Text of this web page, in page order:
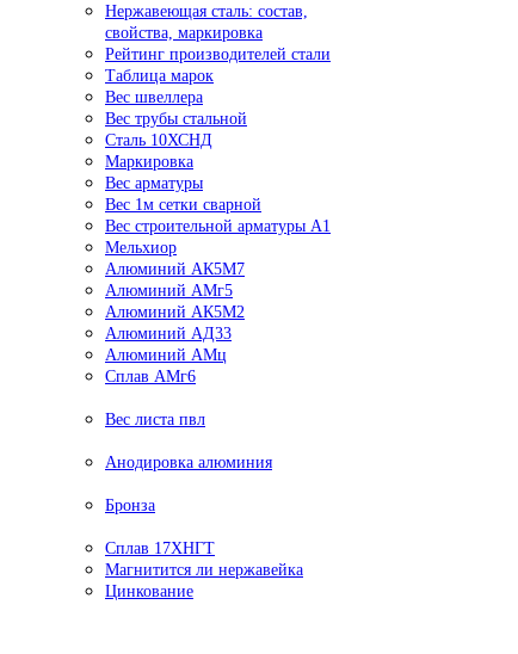
Нержавеющая сталь: состав,
свойства, маркировка
Рейтинг производителей стали
Таблица марок
Вес швеллера
Вес трубы стальной
Сталь 10ХСНД
Маркировка
Вес арматуры
Вес 1м сетки сварной
Вес строительной арматуры А1
Мельхиор
Алюминий АК5М7
Алюминий АМг5
Алюминий АК5М2
Алюминий АД33
Алюминий АМц
Сплав АМг6
Вес листа пвл
Анодировка алюминия
Бронза
Сплав 17ХНГТ
Магнитится ли нержавейка
Цинкование